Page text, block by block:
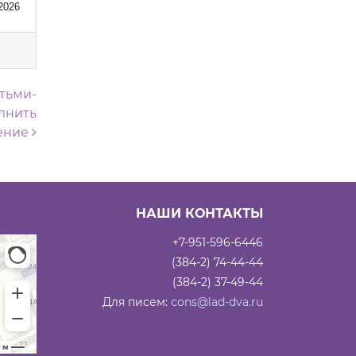
НАШИ КОНТАКТЫ
+7-951-596-6446
(384-2) 74-44-44
(384-2) 37-49-44
Для писем: cons@lad-dva.ru